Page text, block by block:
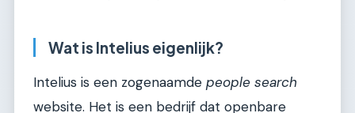
Wat is Intelius eigenlijk?
Intelius is een zogenaamde people search
website. Het is een bedrijf dat openbare